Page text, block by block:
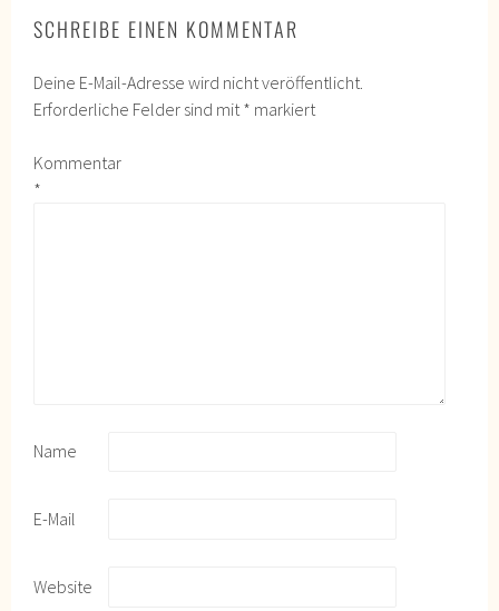
SCHREIBE EINEN KOMMENTAR
Deine E-Mail-Adresse wird nicht veröffentlicht.
Erforderliche Felder sind mit* markiert
Kommentar
*
Name
E-Mail
Website